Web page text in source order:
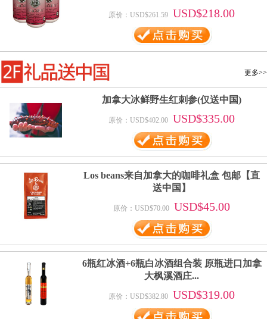
原价：USD$261.59 USD$218.00
更多>>
加拿大冰鲜野生红刺参(仅送中国)
原价：USD$402.00 USD$335.00
Los beans来自加拿大的咖啡礼盒 包邮【直
送中国】
原价：USD$70.00 USD$45.00
6瓶红冰酒+6瓶白冰酒组合装 原瓶进口加拿
大枫溪酒庄...
原价：USD$382.80 USD$319.00